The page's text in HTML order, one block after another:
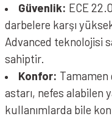
Güvenlik: ECE
darbelere karşı
Advanced teknolojisi
sahiptir.
Konfor: Tamamen
astarı, nefes alabilen
kullanımlarda bile